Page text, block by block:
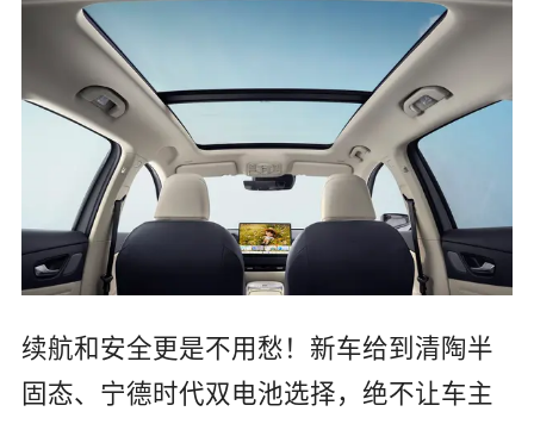
续航和安全更是不用愁！新车给到清陶半
固态、宁德时代双电池选择，绝不让车主